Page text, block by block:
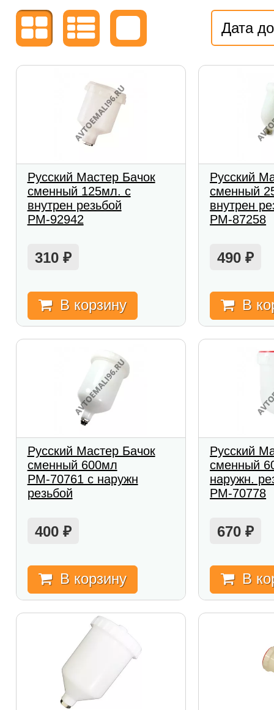
Дата
Русский Мастер Бачок
сменный 125мл. с
внутрен резьбой
РМ-92942
310 ₽
В корзину
Русский
сменный
внутрен
РМ-87258
490₽
В
Русский Мастер Бачок
сменный 600мл
РМ-70761 с наружн
резьбой
400 ₽
В корзину
Русский
сменный
наружн.
РМ-70778
670₽
В